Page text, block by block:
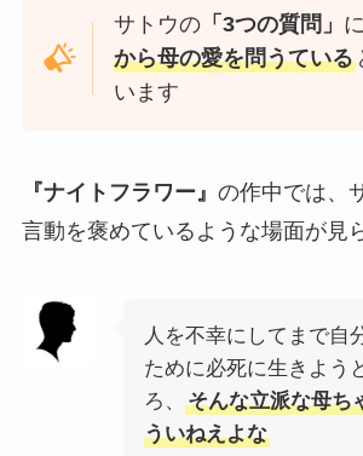
サトウの 「3つの質問」
から母の愛を問うている
います
『ナイトフラワー』 の作中では、
言動を褒めているような場面が見
人を不幸にしてまで自
ために必死に生きよう
ろ、
そんな立派な母ち
ういねえよな